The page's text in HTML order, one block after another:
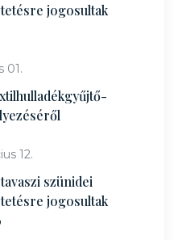
jogosultak
01.
12.
szünidei
jogosultak